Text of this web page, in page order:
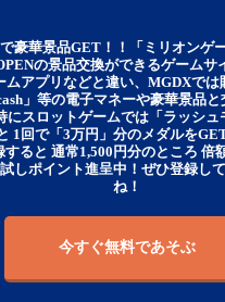
豪華景品GET！！「ミリオンゲ
の景品交換ができるゲームサ
ムアプリなどと違い、MGDXでは
」等の電子マネーや豪華景品と
にスロットゲームでは「ラッシュ
1回で「3万円」分のメダルを
すると 通常1,500円分のところ 倍
しポイント進呈中！ぜひ登録し
ね！
今すぐ無料であそぶ